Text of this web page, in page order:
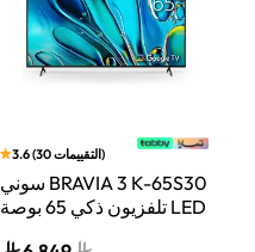
3.6(30التقييمات)
سوني BRAVIA 3 K-65S30
تلفزيون ذكي 65 بوصة LED